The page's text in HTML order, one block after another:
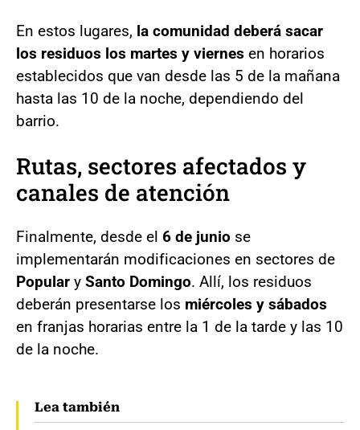
En estos lugares, la comunidad deberá sacar
los residuos los martes y viernes en horarios
establecidos que van desde las 5 de la mañana
hasta las 10 de la noche, dependiendo del
barrio.
Rutas, sectores afectados y
canales de atención
Finalmente, desde el 6 de junio se
implementarán modificaciones en sectores de
Popular y Santo Domingo. Allí, los residuos
deberán presentarse los miércoles y sábados
en franjas horarias entre la 1 de la tarde y las 10
de la noche.
Lea también